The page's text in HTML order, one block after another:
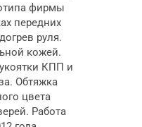
фирмы
передних
руля.
кожей.
КПП и
Обтяжка
цвета
Работа